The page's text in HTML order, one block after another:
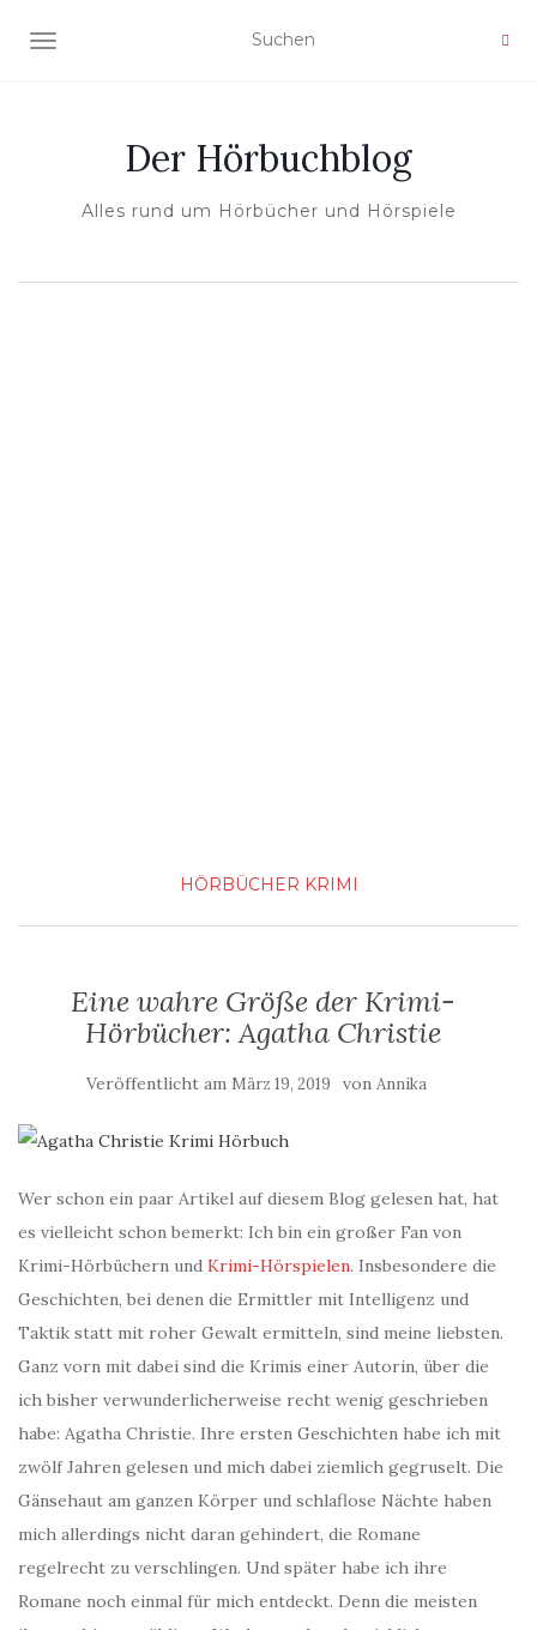
NAVIGATION UMSCHALTEN
Der Hörbuchblog
Alles rund um Hörbücher und Hörspiele
HÖRBÜCHER KRIMI
Eine wahre Größe der Krimi-
Hörbücher: Agatha Christie
Veröffentlicht am März 19, 2019 von Annika
Wer schon ein paar Artikel auf diesem Blog gelesen hat, hat
es vielleicht schon bemerkt: Ich bin ein großer Fan von
Krimi-Hörbüchern und Krimi-Hörspielen. Insbesondere die
Geschichten, bei denen die Ermittler mit Intelligenz und
Taktik statt mit roher Gewalt ermitteln, sind meine liebsten.
Ganz vorn mit dabei sind die Krimis einer Autorin, über die
ich bisher verwunderlicherweise recht wenig geschrieben
habe: Agatha Christie. Ihre ersten Geschichten habe ich mit
zwölf Jahren gelesen und mich dabei ziemlich gegruselt. Die
Gänsehaut am ganzen Körper und schlaflose Nächte haben
mich allerdings nicht daran gehindert, die Romane
regelrecht zu verschlingen. Und später habe ich ihre
Romane noch einmal für mich entdeckt. Denn die meisten